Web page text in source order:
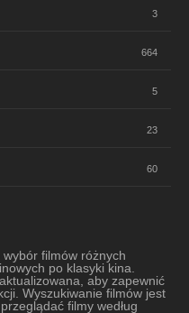
3
664
5
23
60
filmów różnych
po klasyki kina.
aby zapewnić
Wyszukiwanie filmów jest
filmy według